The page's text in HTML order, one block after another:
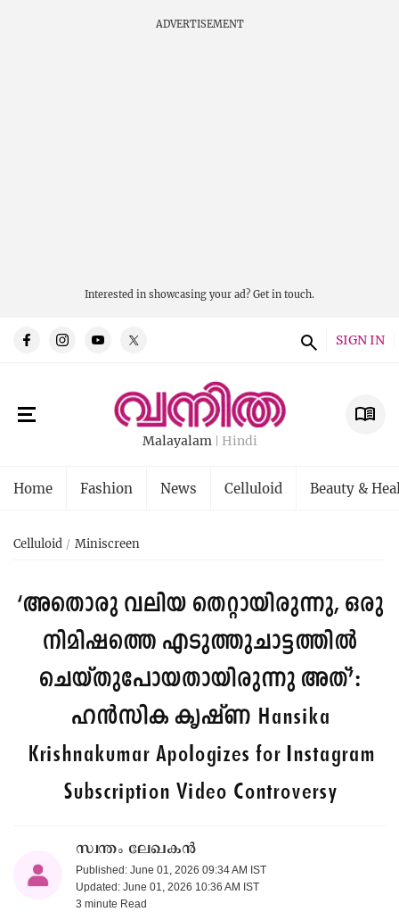
ADVERTISEMENT
Interested in showcasing your ad? Get in touch.
SIGN IN
Malayalam Hindi
Home Fashion News Celluloid Beauty &
Celluloid Miniscreen
‘അതൊരു വലിയ തെറ്റായിരുന്നു, ഒരു
നിമിഷത്തെ എടുത്തുചാട്ടത്തിൽ
ചെയ്തുപോയതായിരുന്നു അത്’:
ഹൻസിക കൃഷ്ണ Hansika
Krishnakumar Apologizes for Instagram
Subscription Video Controversy
സ്വന്തം ലേഖകൻ
Published: June 01, 2026 09:34 AM IST
Updated: June 01, 2026 10:36 AM IST
3 minute Read